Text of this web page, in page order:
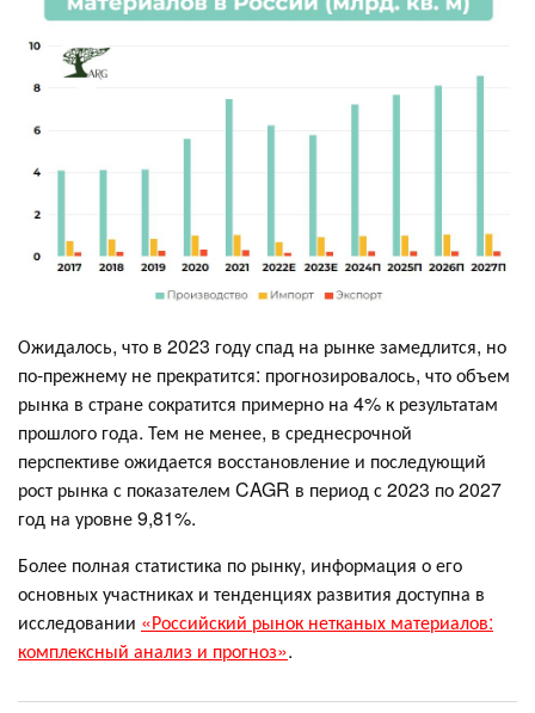
Ожидалось, что в 2023 году спад на рынке замедлится, но
по-прежнему не прекратится: прогнозировалось, что объем
рынка в стране сократится примерно на 4% к результатам
прошлого года. Тем не менее, в среднесрочной
перспективе ожидается восстановление и последующий
рост рынка с показателем CAGR в период с 2023 по 2027
год на уровне 9,81%.
Более полная статистика по рынку, информация о его
основных участниках и тенденциях развития доступна в
исследовании «Российский рынок нетканых материалов:
комплексный анализ и прогноз».